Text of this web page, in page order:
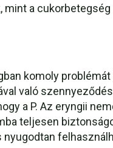
a
komoly
való
a P. Az eryngii
teljesen